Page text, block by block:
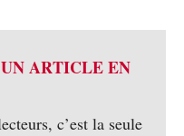
ARTICLE EN
c’est la seule